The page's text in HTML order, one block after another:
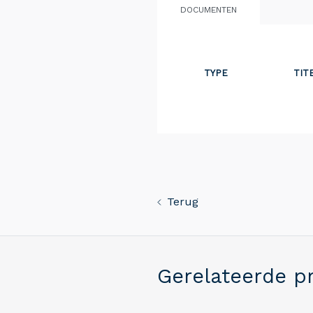
DOCUMENTEN
TYPE
Terug
Gerelateerde